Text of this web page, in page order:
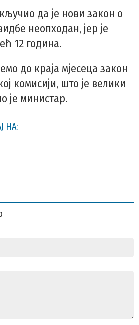
да је нови закон о
неопходан, јер је
12 година.
до краја мјесеца закон
комисији, што је велики
је министар.
НА: